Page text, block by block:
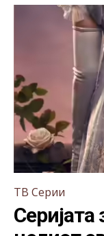
ТВ Серии
Серијата